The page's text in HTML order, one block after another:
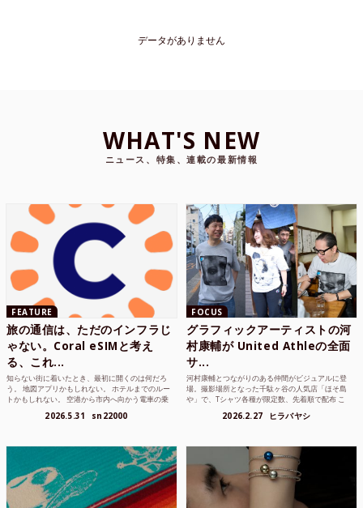
データがありません
WHAT'S NEW
ニュース、特集、連載の最新情報
FEATURE
旅の通信は、ただのインフラじ
ゃない。Coral eSIMと考え
る、これ...
知らない街に着いたとき、最初に開くのは何だろ
う。 地図アプリかもしれない。 ホテルまでのルー
トかもしれない。 空港から市内へ向かう電車の乗
2026.5.31 sn22000
FOCUS
グラフィックアーティストの河
村康輔が United Athleの全面
サ...
河村康輔とつながりのある仲間がビジュアルに登
場。撮影場所となった千駄ヶ谷の人気店「ほそ島
や」で、Tシャツ各種が限定数、先着順で配布 こ
2026.2.27 ヒラバヤシ